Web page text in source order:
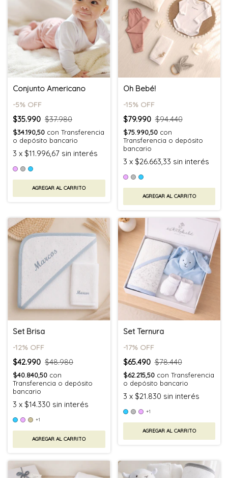
Conjunto Americano
-5% OFF
$35.990 $37.980
$34.190,50 con Transferencia
o depósito bancario
3 x $11.996,67 sin interés
AGREGAR AL CARRITO
Oh Bebé!
-15% OFF
$79.990 $94.440
$75.990,50 con
Transferencia o depósito
bancario
3 x $26.663,33 sin interés
AGREGAR AL CARRITO
Set Brisa
-12% OFF
$42.990 $48.980
$40.840,50 con
Transferencia o depósito
bancario
3 x $14.330 sin interés
+1
AGREGAR AL CARRITO
Set Ternura
-17% OFF
$65.490 $78.440
$62.215,50 con Transferencia
o depósito bancario
3 x $21.830 sin interés
+1
AGREGAR AL CARRITO